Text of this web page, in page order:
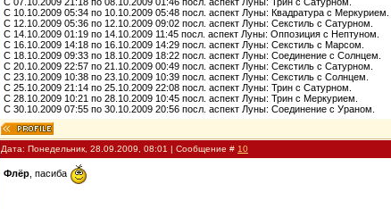
C 10.10.2009 05:34 по 10.10.2009 05:48 посл. аспект Луны: Квадратура c Меркурием.
C 12.10.2009 05:36 по 12.10.2009 09:02 посл. аспект Луны: Секстиль c Сатурном.
C 14.10.2009 01:19 по 14.10.2009 11:45 посл. аспект Луны: Оппозиция c Нептуном.
C 16.10.2009 14:18 по 16.10.2009 14:29 посл. аспект Луны: Секстиль c Марсом.
C 18.10.2009 09:33 по 18.10.2009 18:22 посл. аспект Луны: Соединение c Солнцем.
C 20.10.2009 22:57 по 21.10.2009 00:49 посл. аспект Луны: Секстиль c Сатурном.
C 23.10.2009 10:38 по 23.10.2009 10:39 посл. аспект Луны: Секстиль c Солнцем.
C 25.10.2009 21:14 по 25.10.2009 22:08 посл. аспект Луны: Трин c Сатурном.
C 28.10.2009 10:21 по 28.10.2009 10:45 посл. аспект Луны: Трин c Меркурием.
C 30.10.2009 07:55 по 30.10.2009 20:56 посл. аспект Луны: Соединение c Ураном.
Дата: Понедельник, 28.09.2009, 08:01 | Сообщение # 10
Флёр , пасиба